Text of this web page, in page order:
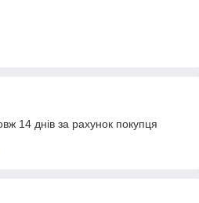
14 днів за рахунок покупця